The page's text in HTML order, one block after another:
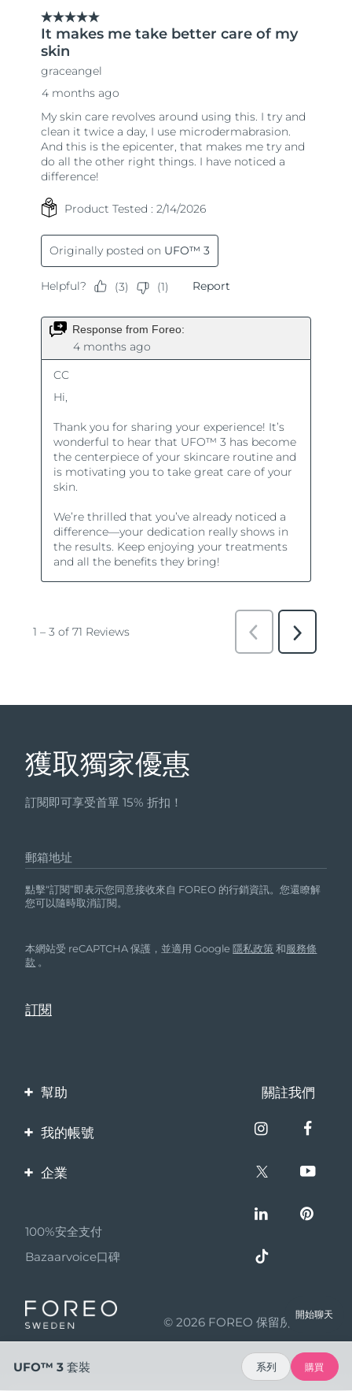
獲取獨家優惠
訂閱即可享受首單 15% 折扣！
郵箱地址
點擊“訂閱”即表示您同意接收來自 FOREO 的行銷資訊。您還瞭解
您可以隨時取消訂閱。
本網站受 reCAPTCHA 保護，並適用 Google隱私政策 和服務條
款 。
幫助
聯繫我們
保修與退換貨
關註我們
我的帳號
產品註冊
企業
夥伴計畫
聯盟新聞
成為合作夥伴
100%安全支付
Bazaarvoice口碑
© 2026 FOREO 保留所有權利
開始聊天
UFO™ 3 套裝 系列 購買